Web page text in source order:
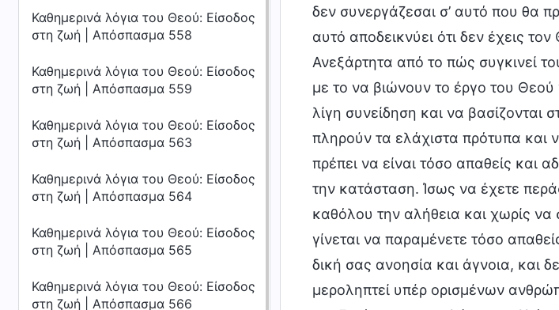
Καθημερινά λόγια του Θεού: Είσοδος
στη ζωή | Απόσπασμα 558
Καθημερινά λόγια του Θεού: Είσοδος
στη ζωή | Απόσπασμα 559
Καθημερινά λόγια του Θεού: Είσοδος
στη ζωή | Απόσπασμα 563
Καθημερινά λόγια του Θεού: Είσοδος
στη ζωή | Απόσπασμα 564
Καθημερινά λόγια του Θεού: Είσοδος
στη ζωή | Απόσπασμα 565
Καθημερινά λόγια του Θεού: Είσοδος
στη ζωή | Απόσπασμα 566